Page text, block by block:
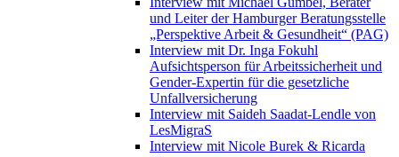
und Leiter der Hamburger Beratungsstelle
„Perspektive Arbeit & Gesundheit“ (PAG)
Interview mit Dr. Inga Fokuhl
Aufsichtsperson für Arbeitssicherheit und
Gender-Expertin für die gesetzliche
Unfallversicherung
Interview mit Saideh Saadat-Lendle von
LesMigraS
Interview mit Nicole Burek & Ricarda